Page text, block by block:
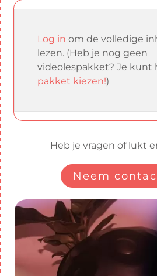
Log in om de volledige
lezen. (Heb je nog geen
videolespakket? Je kunt
pakket kiezen!)
Heb je vragen of lukt
Neem